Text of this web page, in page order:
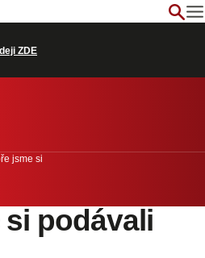
ZDE
jsme si
podávali